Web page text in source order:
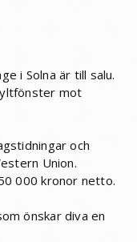
i Solna är till salu.
mot
och
Union.
000 kronor netto.
önskar diva en